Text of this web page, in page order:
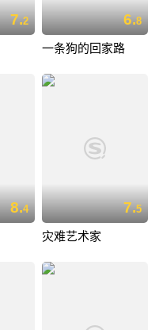
7.2 6.8
一条狗的回家路
8.4 7.5
灾难艺术家